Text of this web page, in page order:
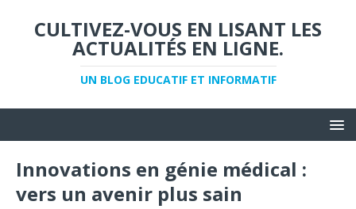
CULTIVEZ-VOUS EN LISANT LES
ACTUALITÉS EN LIGNE.
UN BLOG EDUCATIF ET INFORMATIF
Innovations en génie médical :
vers un avenir plus sain